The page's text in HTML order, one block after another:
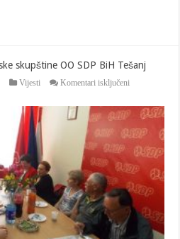
skupštine OO SDP BiH Tešanj
Vijesti Komentari isključeni
skupštine
OO
SDP
BiH
Tešanj